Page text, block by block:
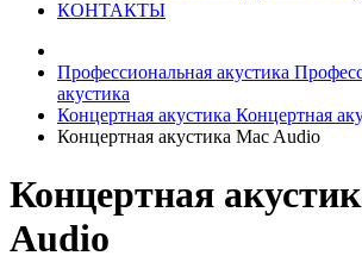
КОНТАКТЫ
Профессиональная акустика
акустика
Концертная акустика Концертная
Концертная акустика Mac Audio
Концертная
Audio